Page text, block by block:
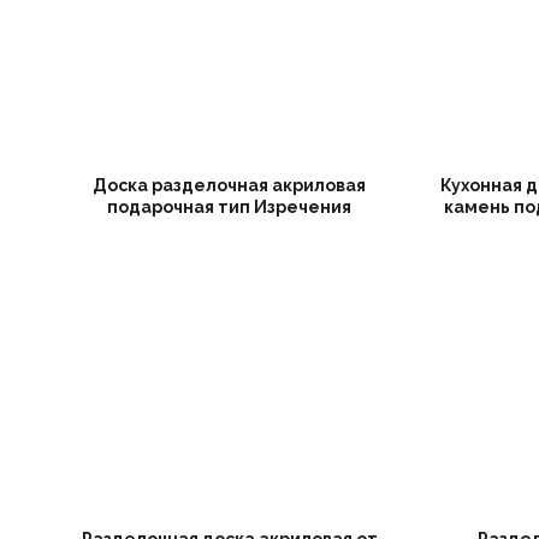
Доска разделочная акриловая
подарочная тип Изречения
Кухонная
камень